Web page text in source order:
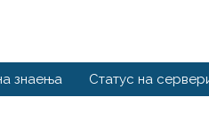
знаења Статус на